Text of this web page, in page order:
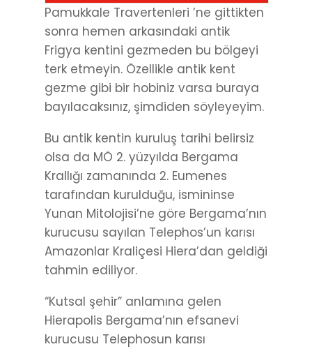
Pamukkale Travertenleri ’ne gittikten
sonra hemen arkasındaki antik
Frigya kentini gezmeden bu bölgeyi
terk etmeyin. Özellikle antik kent
gezme gibi bir hobiniz varsa buraya
bayılacaksınız, şimdiden söyleyeyim.
Bu antik kentin kuruluş tarihi belirsiz
olsa da MÖ 2. yüzyılda Bergama
Krallığı zamanında 2. Eumenes
tarafından kurulduğu, ismininse
Yunan Mitolojisi’ne göre Bergama’nın
kurucusu sayılan Telephos’un karısı
Amazonlar Kraliçesi Hiera’dan geldiği
tahmin ediliyor.
“Kutsal şehir” anlamına gelen
Hierapolis Bergama’nın efsanevi
kurucusu Telephosun karısı